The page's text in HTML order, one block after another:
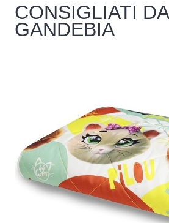
CONSIGLIATI DA
GANDEBIA